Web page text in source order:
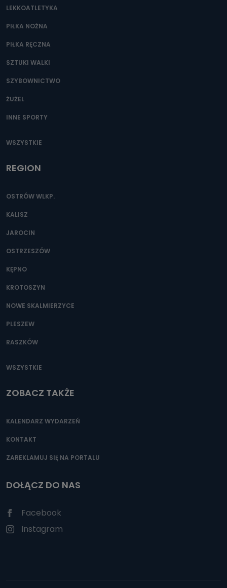
LEKKOATLETYKA
PIŁKA NOŻNA
PIŁKA RĘCZNA
SZTUKI WALKI
SZYBOWNICTWO
ŻUŻEL
INNE SPORTY
WSZYSTKIE
REGION
OSTRÓW WLKP.
KALISZ
JAROCIN
OSTRZESZÓW
KĘPNO
KROTOSZYN
NOWE SKALMIERZYCE
PLESZEW
RASZKÓW
WSZYSTKIE
ZOBACZ TAKŻE
KALENDARZ WYDARZEŃ
KONTAKT
ZAREKLAMUJ SIĘ NA PORTALU
DOŁĄCZ DO NAS
Facebook
Instagram